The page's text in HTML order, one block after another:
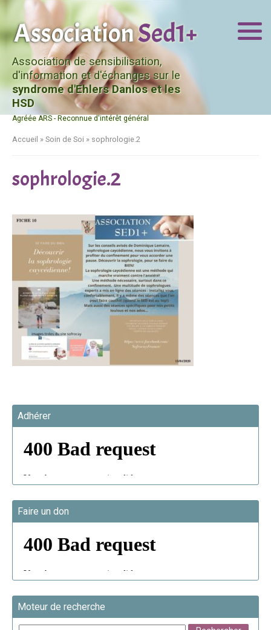
Association de sensibilisation,
d'information et d'échanges sur le
syndrome d'Ehlers Danlos et les
HSD
Agréée ARS - Reconnue d'intérêt général
Accueil » Soin de Soi » sophrologie.2
sophrologie.2
Adhérer
Faire un don
Moteur de recherche